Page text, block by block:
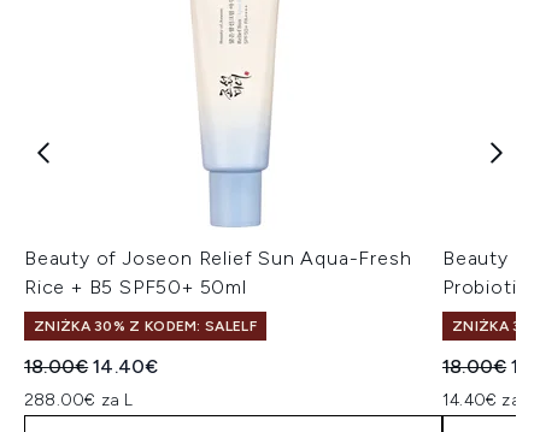
Beauty of Joseon Relief Sun Aqua-Fresh
Rice + B5 SPF50+ 50ml
ZNIŻKA 30% Z KODEM: SALELF
Sugerowana cena detaliczna:
18.00€Aktualna cena:
14.40€
288.00€ za L
Beauty of
ZNIŻKA
18.00€
14.40€ za